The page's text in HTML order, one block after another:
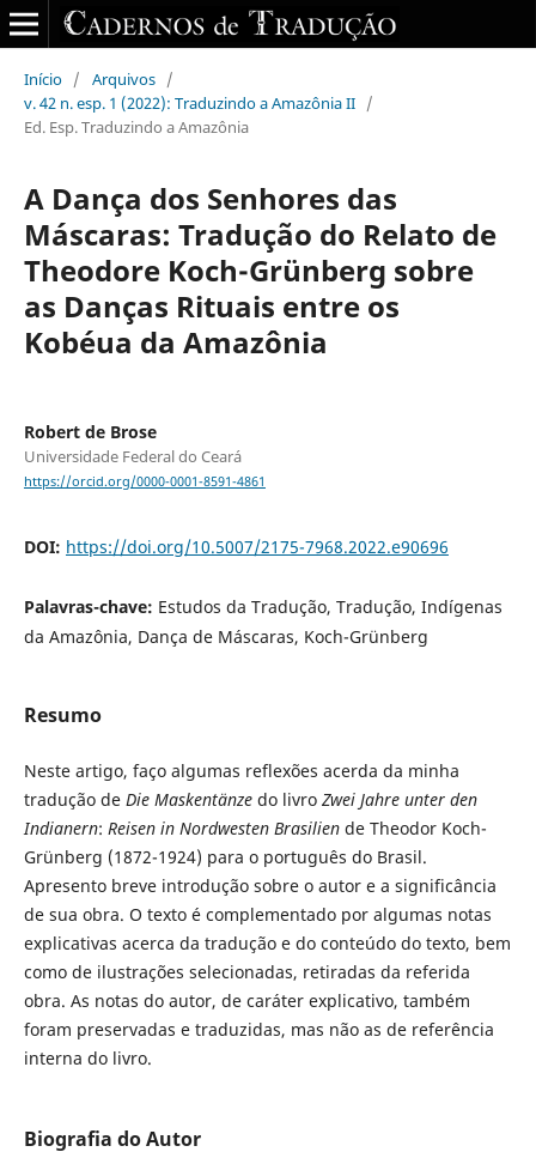
Início / Arquivos /
v. 42 n. esp. 1 (2022): Traduzindo a Amazônia II /
Ed. Esp. Traduzindo a Amazônia
A Dança dos Senhores das
Máscaras: Tradução do Relato de
Theodore Koch-Grünberg sobre
as Danças Rituais entre os
Kobéua da Amazônia
Robert de Brose
Universidade Federal do Ceará
https://orcid.org/0000-0001-8591-4861
DOI: https://doi.org/10.5007/2175-7968.2022.e90696
Palavras-chave: Estudos da Tradução, Tradução, Indígenas
da Amazônia, Dança de Máscaras, Koch-Grünberg
Resumo
Neste artigo, faço algumas reflexões acerda da minha
tradução de Die Maskentänzedo livro Zwei Jahre unter den
Indianern: Reisen in Nordwesten Brasiliende Theodor Koch-
Grünberg (1872-1924) para o português do Brasil.
Apresento breve introdução sobre o autor e a significância
de sua obra. O texto é complementado por algumas notas
explicativas acerca da tradução e do conteúdo do texto, bem
como de ilustrações selecionadas, retiradas da referida
obra. As notas do autor, de caráter explicativo, também
foram preservadas e traduzidas, mas não as de referência
interna do livro.
Biografia do Autor